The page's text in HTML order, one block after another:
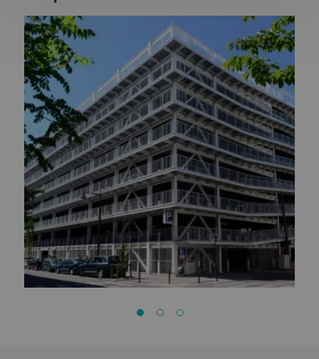
So'île
SCI Torte
Videment
Restaurant social et bains douches Pierre Landais
Quai West - La contemporaine
Quai
Pôle des Arts Graphiques
Passéo
Parking des Machines
Mutuelles Harmonie Atlantique
Le Montecristo
Médiacampus
Manny
Maison Avril et Fiteau
Les Nouveaux Mondes II